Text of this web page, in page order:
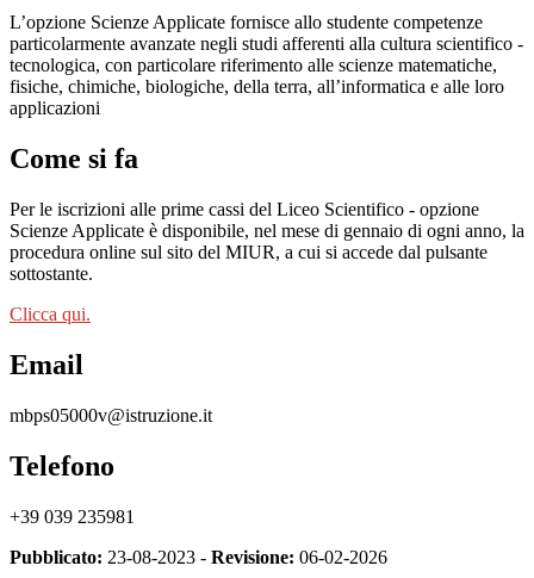
L’opzione Scienze Applicate fornisce allo studente competenze
particolarmente avanzate negli studi afferenti alla cultura scientifico -
tecnologica, con particolare riferimento alle scienze matematiche,
fisiche, chimiche, biologiche, della terra, all’informatica e alle loro
applicazioni
Come si fa
Per le iscrizioni alle prime cassi del Liceo Scientifico - opzione
Scienze Applicate è disponibile, nel mese di gennaio di ogni anno, la
procedura online sul sito del MIUR, a cui si accede dal pulsante
sottostante.
Clicca qui.
Email
mbps05000v@istruzione.it
Telefono
+39 039 235981
Pubblicato: 23-08-2023 - Revisione: 06-02-2026